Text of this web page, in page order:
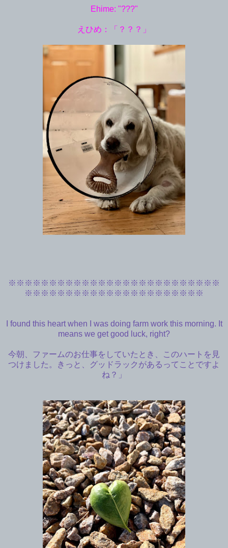
Ehime: "???"
えひめ：「？？？」
※※※ ※※※ ※※※ ※※※ ※※※ ※※※ ※※※ ※※※ ※※
※ ※※※ ※※※ ※※※ ※※※ ※※※ ※※※ ※※※
I found this heart when I was doing farm work this morning. It
means we get good luck, right?
今朝、ファームのお仕事をしていたとき、このハートを見
つけました。きっと、グッドラックがあるってことですよ
ね？」